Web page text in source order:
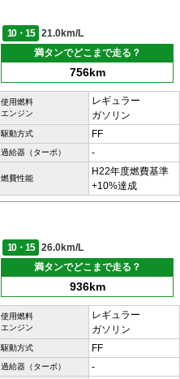
10・15
21.0km/L
満タンでどこまで走る？
756km
使用燃料
エンジン
レギュラー
ガソリン
駆動方式 FF
過給器（ターボ） -
燃費性能
H22年度燃費基準
+10%達成
10・15
26.0km/L
満タンでどこまで走る？
936km
使用燃料
エンジン
レギュラー
ガソリン
駆動方式 FF
過給器（ターボ） -